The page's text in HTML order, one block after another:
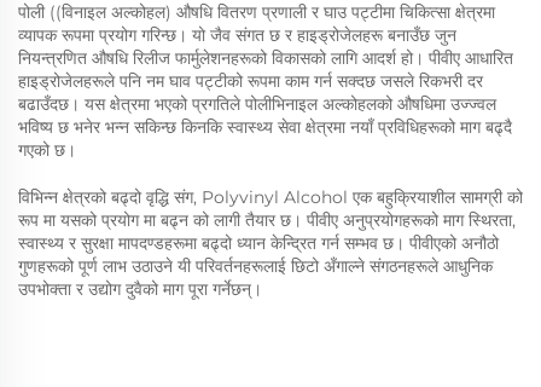
पोली ((विनाइल अल्कोहल) औषधि वितरण प्रणाली र घाउ पट्टीमा चिकित्सा क्षेत्रमा
व्यापक रूपमा प्रयोग गरिन्छ। यो जैव संगत छ र हाइड्रोजेलहरू बनाउँछ जुन
नियन्त्रणित औषधि रिलीज फार्मुलेशनहरूको विकासको लागि आदर्श हो। पीवीए आधारित
हाइड्रोजेलहरूले पनि नम घाव पट्टीको रूपमा काम गर्न सक्दछ जसले रिकभरी दर
बढाउँदछ। यस क्षेत्रमा भएको प्रगतिले पोलीभिनाइल अल्कोहलको औषधिमा उज्ज्वल
भविष्य छ भनेर भन्न सकिन्छ किनकि स्वास्थ्य सेवा क्षेत्रमा नयाँ प्रविधिहरूको माग बढ्दै
गएको छ।
विभिन्न क्षेत्रको बढ्दो वृद्धि संग, Polyvinyl Alcohol एक बहुक्रियाशील सामग्री को
रूप मा यसको प्रयोग मा बढ्न को लागी तैयार छ। पीवीए अनुप्रयोगहरूको माग स्थिरता,
स्वास्थ्य र सुरक्षा मापदण्डहरूमा बढ्दो ध्यान केन्द्रित गर्न सम्भव छ। पीवीएको अनौठो
गुणहरूको पूर्ण लाभ उठाउने यी परिवर्तनहरूलाई छिटो अँगाल्ने संगठनहरूले आधुनिक
उपभोक्ता र उद्योग दुवैको माग पूरा गर्नेछन्।